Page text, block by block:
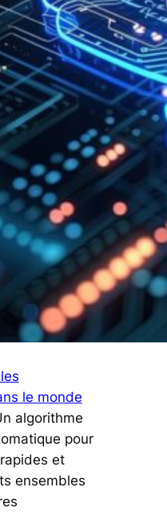
le monde
algorithme
pour
et
ensembles